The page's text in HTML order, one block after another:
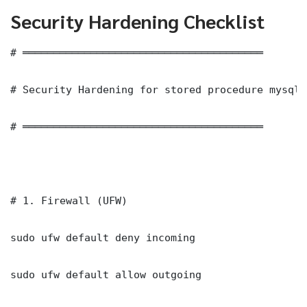
Security Hardening Checklist
# ═══════════════════════════════════════
# Security Hardening for stored procedure mysql
# ═══════════════════════════════════════
# 1. Firewall (UFW)
sudo ufw default deny incoming
sudo ufw default allow outgoing